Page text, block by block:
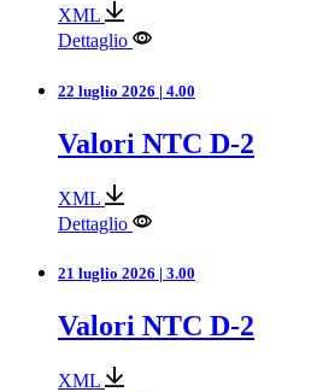
XML
Dettaglio
22 luglio 2026 | 4.00
Valori NTC D-2
XML
Dettaglio
21 luglio 2026 | 3.00
Valori NTC D-2
XML